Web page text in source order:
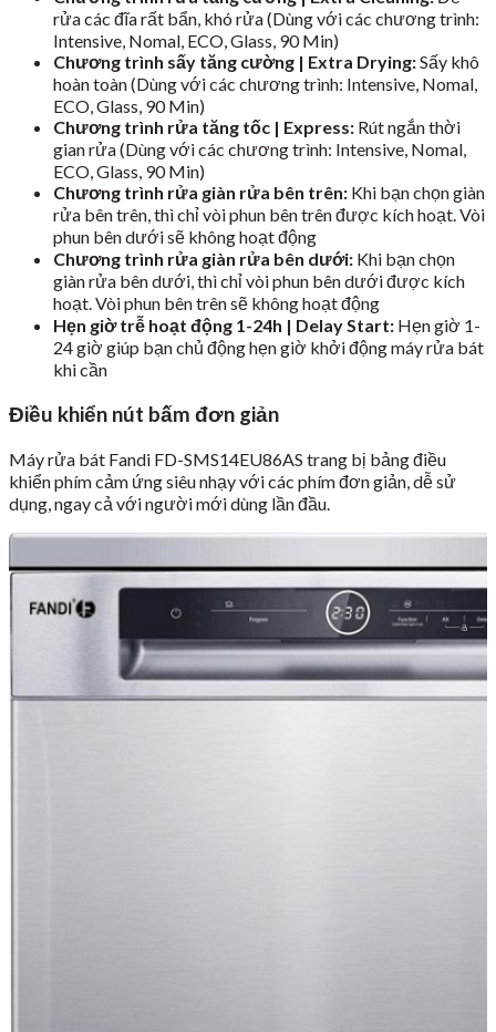
rửa các đĩa rất bẩn, khó rửa (Dùng với các chương trình:
Intensive, Nomal, ECO, Glass, 90 Min)
Chương trình sấy tăng cường | Extra Drying:Sấy khô
hoàn toàn (Dùng với các chương trình: Intensive, Nomal,
ECO, Glass, 90 Min)
Chương trình rửa tăng tốc | Express: Rút ngắn thời
gian rửa (Dùng với các chương trình: Intensive, Nomal,
ECO, Glass, 90 Min)
Chương trình rửa giàn rửa bên trên: Khi bạn chọn giàn
rửa bên trên, thì chỉ vòi phun bên trên được kích hoạt. Vòi
phun bên dưới sẽ không hoạt động
Chương trình rửa giàn rửa bên dưới: Khi bạn chọn
giàn rửa bên dưới, thì chỉ vòi phun bên dưới được kích
hoạt. Vòi phun bên trên sẽ không hoạt động
Hẹn giờ trễ hoạt động 1-24h | Delay Start: Hẹn giờ 1-
24 giờ giúp bạn chủ động hẹn giờ khởi động máy rửa bát
khi cần
Điều khiển nút bấm đơn giản
Máy rửa bát Fandi FD-SMS14EU86AS trang bị bảng điều
khiển phím cảm ứng siêu nhạy với các phím đơn giản, dễ sử
dụng, ngay cả với người mới dùng lần đầu.